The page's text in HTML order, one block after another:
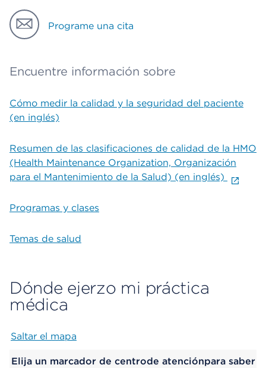
Programe una cita
Encuentre información sobre
Cómo medir la calidad y la seguridad del paciente
(en inglés)
Resumen de las clasificaciones de calidad de la HMO
(Health Maintenance Organization, Organización
para el Mantenimiento de la Salud) (en inglés)
Programas y clases
Temas de salud
Dónde ejerzo mi práctica
médica
Saltar el mapa
Elija un marcador de centrode atenciónpara saber